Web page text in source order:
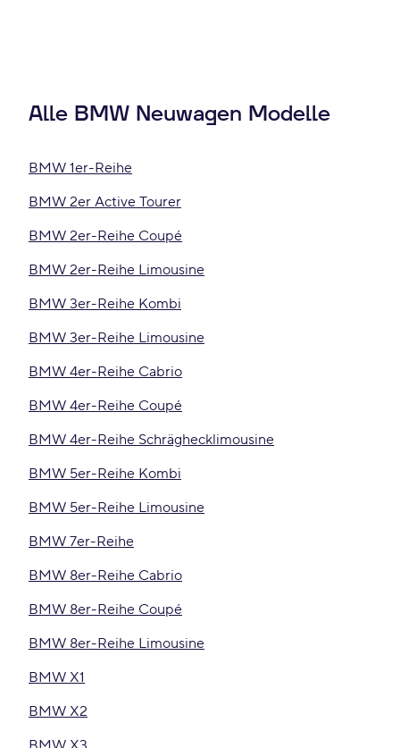
Alle BMW Neuwagen Modelle
BMW 1er-Reihe
BMW 2er Active Tourer
BMW 2er-Reihe Coupé
BMW 2er-Reihe Limousine
BMW 3er-Reihe Kombi
BMW 3er-Reihe Limousine
BMW 4er-Reihe Cabrio
BMW 4er-Reihe Coupé
BMW 4er-Reihe Schräghecklimousine
BMW 5er-Reihe Kombi
BMW 5er-Reihe Limousine
BMW 7er-Reihe
BMW 8er-Reihe Cabrio
BMW 8er-Reihe Coupé
BMW 8er-Reihe Limousine
BMW X1
BMW X2